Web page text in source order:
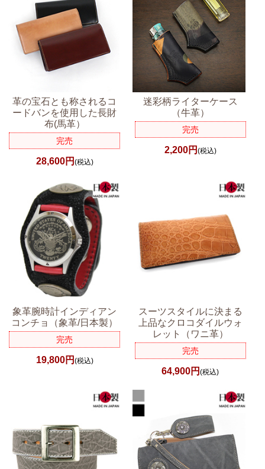
革の宝石とも称されるコ
ードバンを使用した長財
布(馬革）
完売
28,600円 (税込)
迷彩柄ライターケース
（牛革）
完売
2,200円 (税込)
象革腕時計インディアン
コンチョ（象革/日本製）
完売
19,800円 (税込)
スーツスタイルに決まる
上品なクロコダイルウォ
レット（ワニ革）
完売
64,900円(税込)